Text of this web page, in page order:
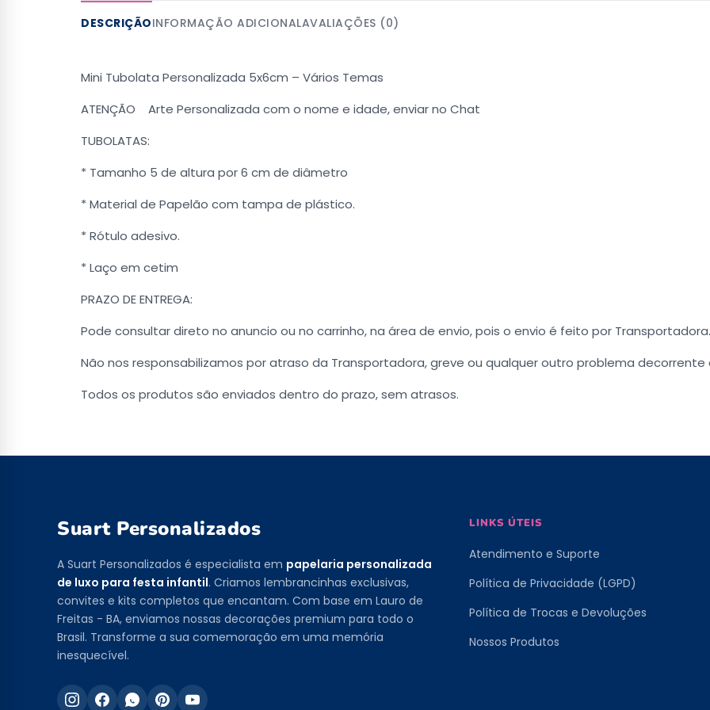
DESCRIÇÃOINFORMAÇÃO ADICIONALAVALIAÇÕES (0)
Mini Tubolata Personalizada 5x6cm – Vários Temas
ATENÇÃO Arte Personalizada com o nome e idade, enviar no Chat
TUBOLATAS:
* Tamanho 5 de altura por 6 cm de diâmetro
* Material de Papelão com tampa de plástico.
* Rótulo adesivo.
* Laço em cetim
PRAZO DE ENTREGA:
Pode consultar direto no anuncio ou no carrinho, na área de envio, pois o envio é feito por Transportadora.
Não nos responsabilizamos por atraso da Transportadora, greve ou qualquer outro problema
Todos os produtos são enviados dentro do prazo, sem atrasos.
Suart Personalizados
A Suart Personalizados é especialista em papelaria personalizada
de luxo para festa infantil. Criamos lembrancinhas exclusivas,
convites e kits completos que encantam. Com base em Lauro de
Freitas - BA, enviamos nossas decorações premium para todo o
Brasil. Transforme a sua comemoração em uma memória
inesquecível.
LINKS ÚTEIS
Atendimento e Suporte
Política de Privacidade (LGPD)
Política de Trocas e Devoluções
Nossos Produtos